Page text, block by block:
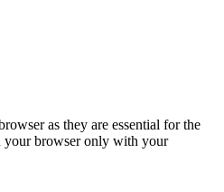
as they are essential for the
your browser only with your